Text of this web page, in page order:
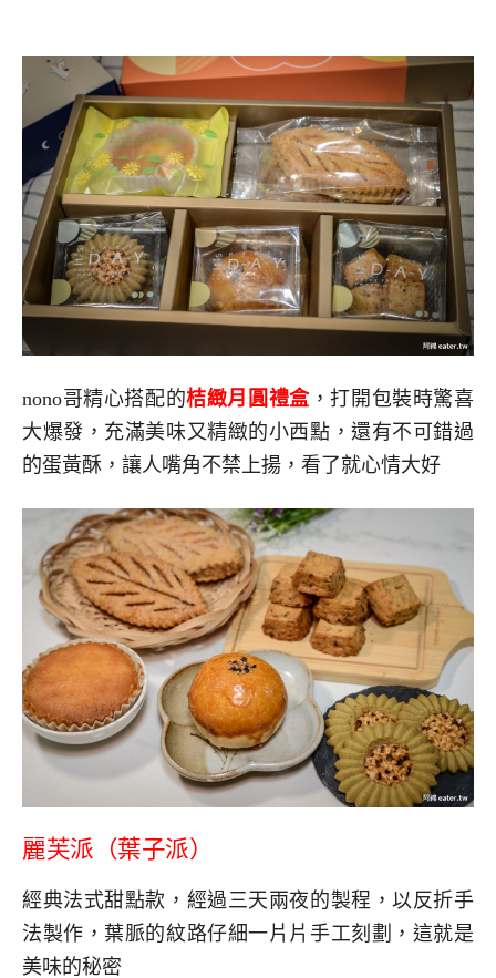
nono哥精心搭配的桔緻月圓禮盒，打開包裝時驚喜
大爆發，充滿美味又精緻的小西點，還有不可錯過
的蛋黃酥，讓人嘴角不禁上揚，看了就心情大好
麗芙派（葉子派）
經典法式甜點款，經過三天兩夜的製程，以反折手
法製作，葉脈的紋路仔細一片片手工刻劃，這就是
美味的秘密